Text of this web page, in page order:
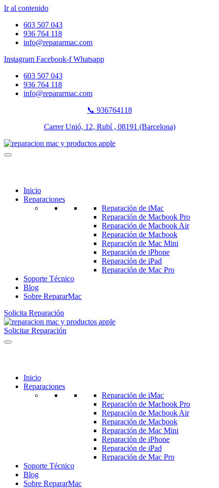
Ir al contenido
603 507 043
936 764 118
info@repararmac.com
Instagram Facebook-f Whatsapp
603 507 043
936 764 118
info@repararmac.com
📞 936764118
Carrer Unió, 12, Rubí , 08191 (Barcelona)
Inicio
Reparaciones
Reparación de iMac
Reparación de Macbook Pro
Reparación de Macbook Air
Reparación de Macbook
Reparación de Mac Mini
Reparación de iPhone
Reparación de iPad
Reparación de Mac Pro
Soporte Técnico
Blog
Sobre RepararMac
Solicita Reparación
Solicitar Reparación
Inicio
Reparaciones
Reparación de iMac
Reparación de Macbook Pro
Reparación de Macbook Air
Reparación de Macbook
Reparación de Mac Mini
Reparación de iPhone
Reparación de iPad
Reparación de Mac Pro
Soporte Técnico
Blog
Sobre RepararMac